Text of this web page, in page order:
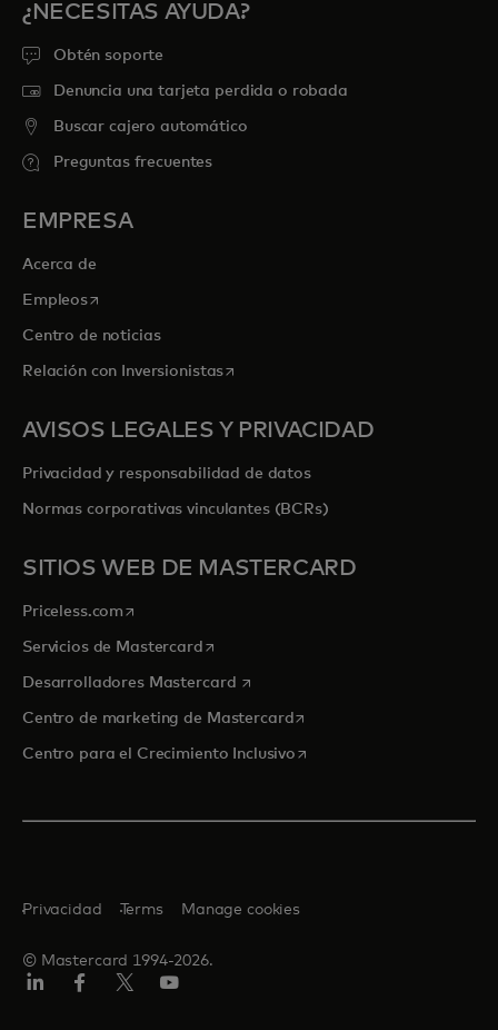
¿NECESITAS AYUDA?
Obtén soporte
Denuncia una tarjeta perdida o robada
Buscar cajero automático
Preguntas frecuentes
EMPRESA
Acerca de
Empleosse abre en una pestaña nueva
Centro de noticias
Relación con Inversionistasse abre en una pestaña nueva
AVISOS LEGALES Y PRIVACIDAD
Privacidad y responsabilidad de datos
Normas corporativas vinculantes (BCRs)
SITIOS WEB DE MASTERCARD
Priceless.com se abre en una pestaña nueva
Servicios de Mastercardse abre en una pestaña nueva
Desarrolladores Mastercard se abre en una pestaña nueva
Centro de marketing de Mastercardse abre en una pestaña
Centro para el Crecimiento Inclusivose abre en una pestaña
© Mastercard 1994-2026.
Privacidad Terms Manage cookies